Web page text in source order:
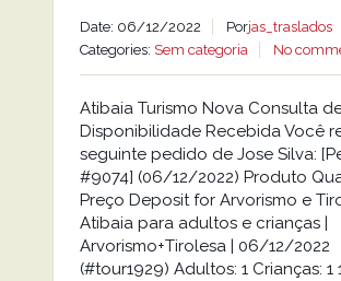
Date: 06/12/2022 Porjas_traslados
Categories: Sem categoria No
Atibaia Turismo Nova Consulta
Disponibilidade Recebida Você
seguinte pedido de Jose Silva:
#9074] (06/12/2022) Produto
Preço Deposit for Arvorismo e
Atibaia para adultos e crianças |
Arvorismo+Tirolesa | 06/12/2022
(#tour1929) Adultos: 1 Crianças: 1